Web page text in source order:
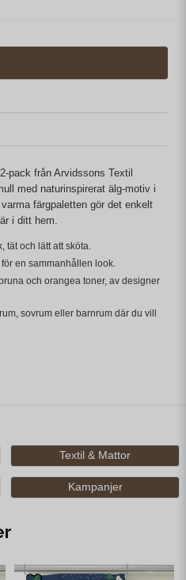
pack från Arvidssons Textil
med naturinspirerat älg-motiv i
färgpaletten gör det enkelt
i ditt hem.
tät och lätt att sköta.
en sammanhållen look.
och orangea toner, av designer
sovrum eller barnrum där du vill
Textil & Mattor
Kampanjer